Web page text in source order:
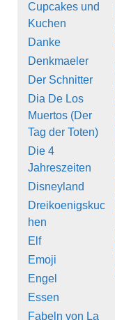
Cupcakes und
Kuchen
Danke
Denkmaeler
Der Schnitter
Dia De Los
Muertos (Der
Tag der Toten)
Die 4
Jahreszeiten
Disneyland
Dreikoenigskuc
hen
Elf
Emoji
Engel
Essen
Fabeln von La